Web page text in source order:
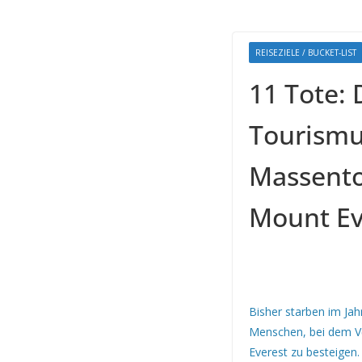
REISEZIELE / BUCKET-LIST
11 Tote:
Mount
Bisher starben im
Menschen, bei dem
Everest zu